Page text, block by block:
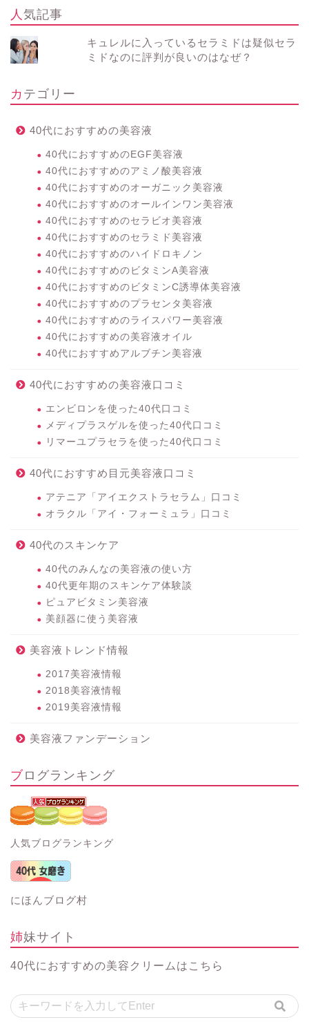
人気記事
キュレルに入っているセラミドは疑似セラ
ミドなのに評判が良いのはなぜ？
カテゴリー
40代におすすめの美容液
40代におすすめのEGF美容液
40代におすすめのアミノ酸美容液
40代におすすめのオーガニック美容液
40代におすすめのオールインワン美容液
40代におすすめのセラビオ美容液
40代におすすめのセラミド美容液
40代におすすめのハイドロキノン
40代におすすめのビタミンA美容液
40代におすすめのビタミンC誘導体美容液
40代におすすめのプラセンタ美容液
40代におすすめのライスパワー美容液
40代におすすめの美容液オイル
40代におすすめアルブチン美容液
40代におすすめの美容液口コミ
エンビロンを使った40代口コミ
メディプラスゲルを使った40代口コミ
リマーユプラセラを使った40代口コミ
40代におすすめ目元美容液口コミ
アテニア「アイエクストラセラム」口コミ
オラクル「アイ・フォーミュラ」口コミ
40代のスキンケア
40代のみんなの美容液の使い方
40代更年期のスキンケア体験談
ピュアビタミン美容液
美顔器に使う美容液
美容液トレンド情報
2017美容液情報
2018美容液情報
2019美容液情報
美容液ファンデーション
ブログランキング
人気ブログランキング
にほんブログ村
姉妹サイト
40代におすすめの美容クリーム はこちら